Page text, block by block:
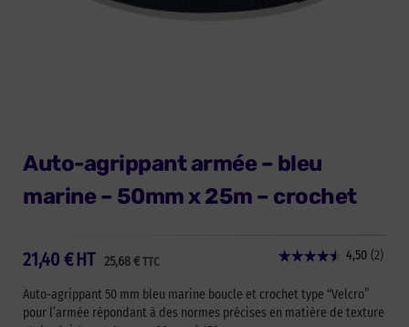
Auto-agrippant armée – bleu
marine – 50mm x 25m – crochet
21,40 € 25,68€ TTC
HT
Auto-agrippant 50 mm bleu marine boucle et crochet type “Velcro”
pour l’armée répondant à des normes précises en matière de texture